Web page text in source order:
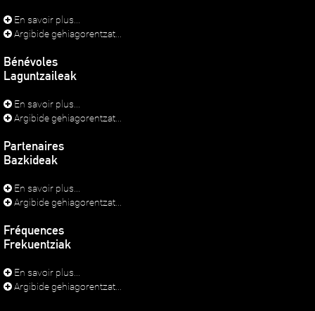
En savoir plus...
Argibide gehiagorentzat...
Bénévoles
Laguntzaileak
En savoir plus...
Argibide gehiagorentzat...
Partenaires
Bazkideak
En savoir plus...
Argibide gehiagorentzat...
Fréquences
Frekuentziak
En savoir plus...
Argibide gehiagorentzat...